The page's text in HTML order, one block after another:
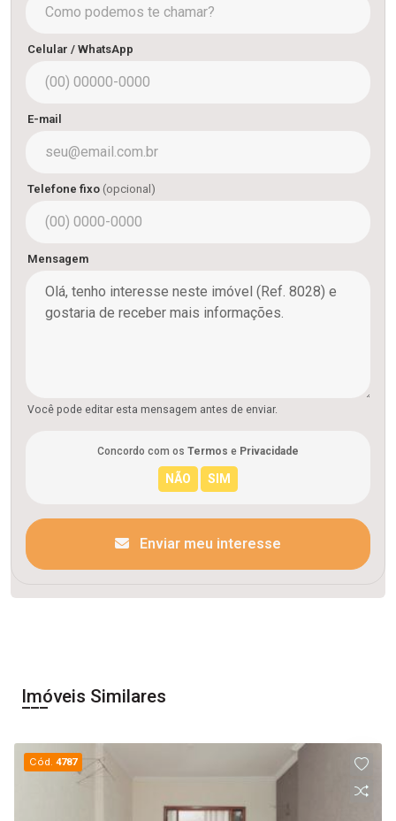
Celular / WhatsApp
E-mail
Telefone fixo (opcional)
Mensagem
Você pode editar esta mensagem antes de enviar.
Concordo com os Termos e Privacidade
Enviar meu interesse
Imóveis Similares
Cód.4787